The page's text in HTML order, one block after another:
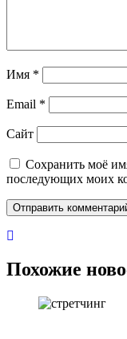
Имя *
Email *
Сайт
Сохранить моё
последующих моих
Похожие